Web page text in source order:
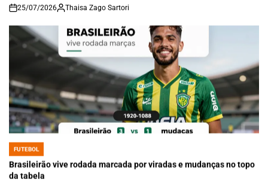
on
25/07/2026 Thaisa Zago Sartori
POSTED
IN
FUTEBOL
Brasileirão vive rodada marcada por viradas e mudanças no topo
da tabela